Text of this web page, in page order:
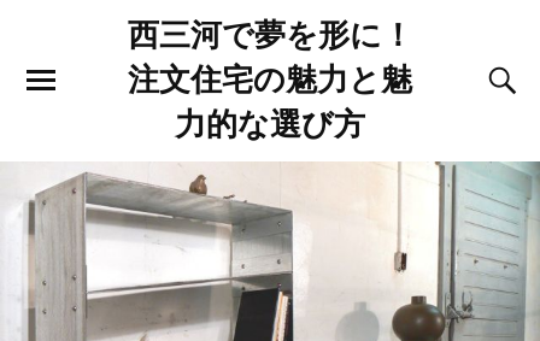
西三河で夢を形に！
注文住宅の魅力と魅
力的な選び方